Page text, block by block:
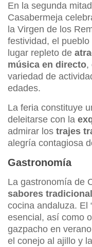
En la segunda
Casabermeja
la Virgen de los
festividad, el
lugar repleto de
música en directo,
variedad de
edades.
La feria constituye
deleitarse con la
admirar los trajes
alegría contagiosa
Gastronomía
La gastronomía de
sabores
cocina andaluza. El
esencial, así como
gazpacho en
el conejo al ajillo y